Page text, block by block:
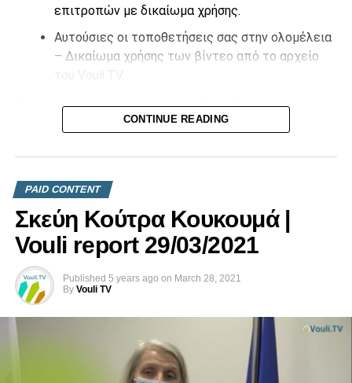
επιτροπών με δικαίωμα χρήσης.
Αυτούσιες οι τοποθετήσεις σας στην ολομέλεια
– Δικαίωμα χρήσης των βίντεο από το αρχείο
Επικοινωνήστε μαζί μας στοinfo@vouli.tvή στοτηλ 96
για περισσότερες πληροφορίες.
CONTINUE READING
PAID CONTENT
Σκεύη Κούτρα Κουκουμά |
Vouli report 29/03/2021
Published 5 years ago on March 28, 2021
By Vouli TV